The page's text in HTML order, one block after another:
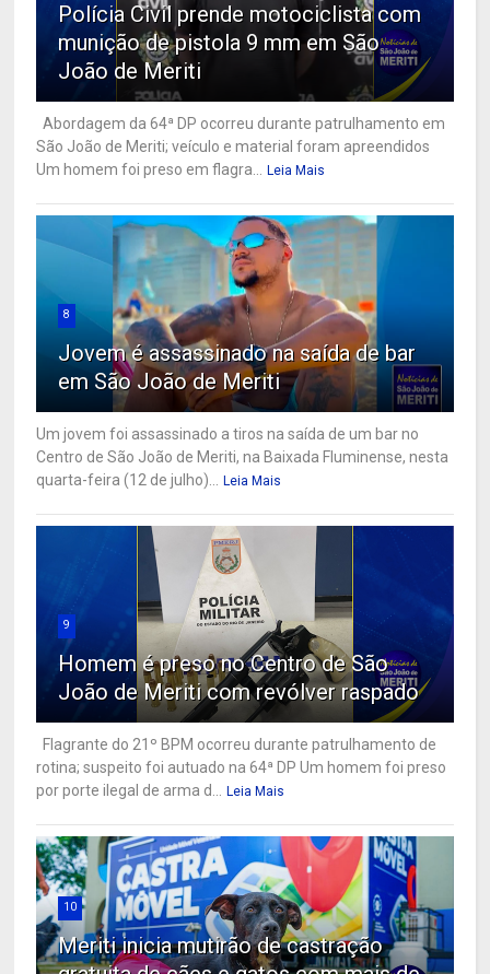
Polícia Civil prende motociclista com
munição de pistola 9 mm em São
João de Meriti
Abordagem da 64ª DP ocorreu durante patrulhamento em
São João de Meriti; veículo e material foram apreendidos
Um homem foi preso em flagra... Leia Mais
8
Jovem é assassinado na saída de bar
em São João de Meriti
Um jovem foi assassinado a tiros na saída de um bar no
Centro de São João de Meriti, na Baixada Fluminense, nesta
quarta-feira (12 de julho)... Leia Mais
9
Homem é preso no Centro de São
João de Meriti com revólver raspado
Flagrante do 21º BPM ocorreu durante patrulhamento de
rotina; suspeito foi autuado na 64ª DP Um homem foi preso
por porte ilegal de arma d... Leia Mais
10
Meriti inicia mutirão de castração